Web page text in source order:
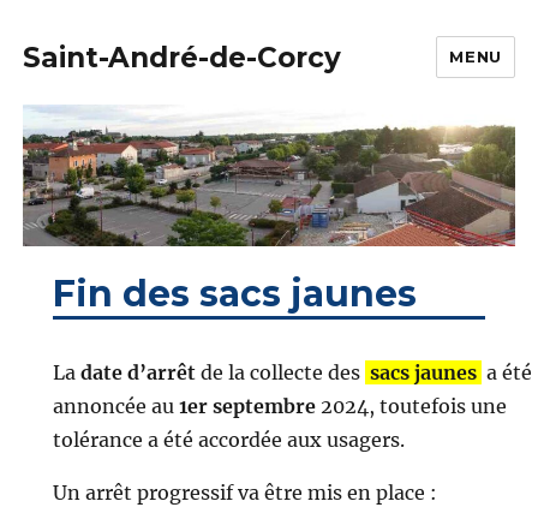
Saint-André-de-Corcy MENU
Fin des sacs jaunes
La date d’arrêtde la collecte des sacs jaunes a été
annoncée au 1er septembre2024, toutefois une
tolérance a été accordée aux usagers.
Un arrêt progressif va être mis en place :